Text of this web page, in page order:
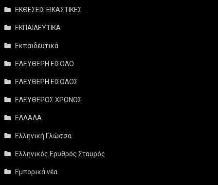
ΕΚΘΕΣΕΙΣ ΕΙΚΑΣΤΙΚΕΣ
ΕΚΠΑΙΔΕΥΤΙΚΑ
Εκπαιδευτικά
ΕΛΕΥΘΕΡΗ ΕΙΣΟΔΟ
ΕΛΕΥΘΕΡΗ ΕΙΣΟΔΟΣ
ΕΛΕΥΘΕΡΟΣ ΧΡΟΝΟΣ
ΕΛΛΑΔΑ
Ελληνική Γλώσσα
Ελληνικός Ερυθρός Σταυρός
Εμπορικά νέα